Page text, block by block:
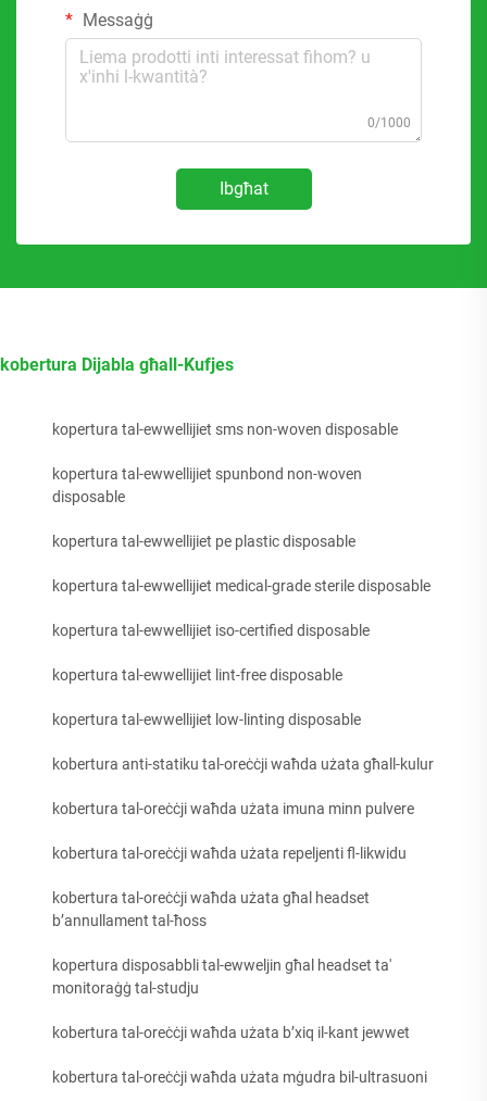
Messaġġ
0/1000
Ibgħat
kobertura Dijabla għall-Kufjes
kopertura tal-ewwellijiet sms non-woven disposable
kopertura tal-ewwellijiet spunbond non-woven
disposable
kopertura tal-ewwellijiet pe plastic disposable
kopertura tal-ewwellijiet medical-grade sterile disposable
kopertura tal-ewwellijiet iso-certified disposable
kopertura tal-ewwellijiet lint-free disposable
kopertura tal-ewwellijiet low-linting disposable
kobertura anti-statiku tal-oreċċji waħda użata għall-kulur
kobertura tal-oreċċji waħda użata imuna minn pulvere
kobertura tal-oreċċji waħda użata repeljenti fl-likwidu
kobertura tal-oreċċji waħda użata għal headset
b’annullament tal-ħoss
kopertura disposabbli tal-ewweljin għal headset ta'
monitoraġġ tal-studju
kobertura tal-oreċċji waħda użata b’xiq il-kant jewwet
kobertura tal-oreċċji waħda użata mġudra bil-ultrasuoni